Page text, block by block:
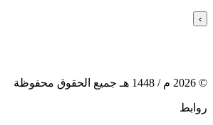
›
©
2026 م / 1448 هـ جميع الحقوق محفوظة
روابط